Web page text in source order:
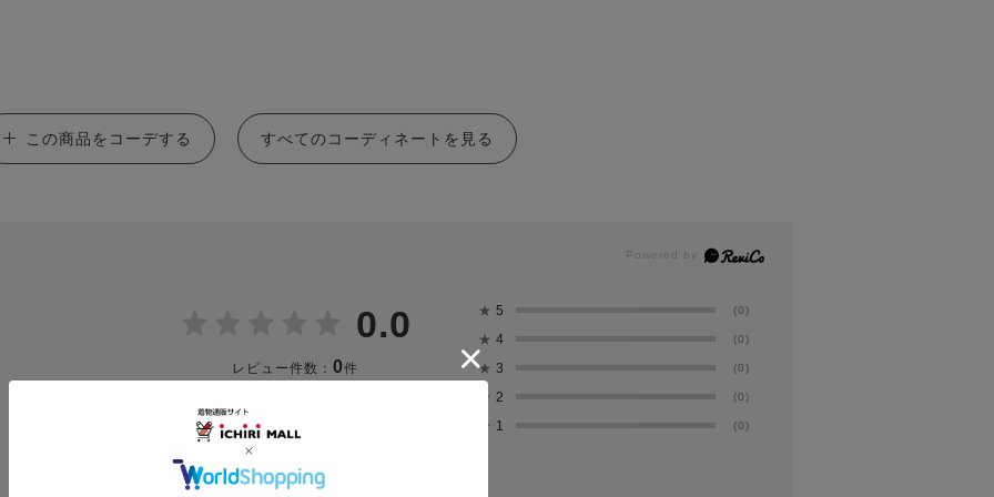
この商品をコーデする すべてのコーディネートを見る
0.0
レビュー件数： 0件
★ 5 (0)
★ 4 (0)
★ 3 (0)
★ 2 (0)
★ 1 (0)